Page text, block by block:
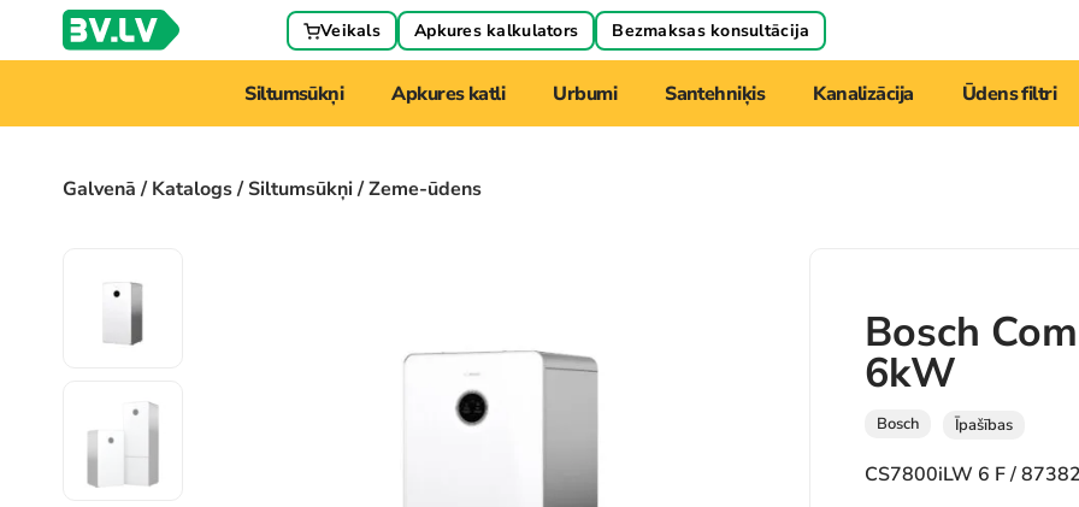
Veikals Apkures kalkulators Bezmaksas konsultācija
Siltumsūkņi Apkures katli Urbumi Santehniķis Kanalizācija Ūdens filtri
Galvenā/Katalogs/Siltumsūkņi/ Zeme-ūdens
Bosch
6kW
Bosch Īpašības
CS7800iLW 6 F /